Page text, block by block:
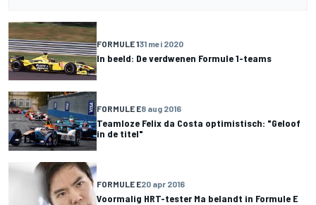
FORMULE 131 mei 2020
In beeld: De verdwenen Formule 1-teams
FORMULE E8 aug 2016
Teamloze Felix da Costa optimistisch: "Geloof
in de titel"
FORMULE E20 apr 2016
Voormalig HRT-tester Ma belandt in Formule E